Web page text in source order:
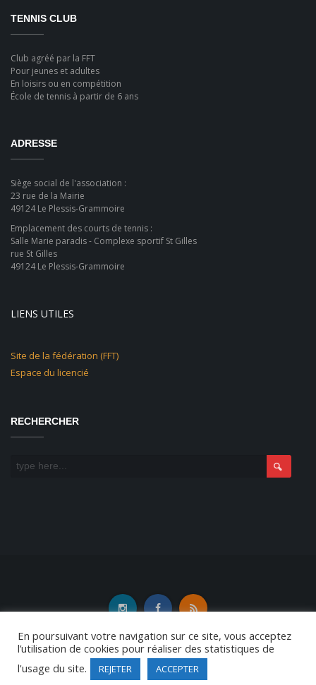
TENNIS CLUB
Club agréé par la FFT
Pour jeunes et adultes
En loisirs ou en compétition
École de tennis à partir de 6 ans
ADRESSE
Siège social de l'association :
23 rue de la Mairie
49124 Le Plessis-Grammoire
Emplacement des courts de tennis :
Salle Marie paradis - Complexe sportif St Gilles
rue St Gilles
49124 Le Plessis-Grammoire
LIENS UTILES
Site de la fédération (FFT)
Espace du licencié
RECHERCHER
En poursuivant votre navigation sur ce site, vous acceptez
l’utilisation de cookies pour réaliser des statistiques de
l'usage du site.
REJETER ACCEPTER